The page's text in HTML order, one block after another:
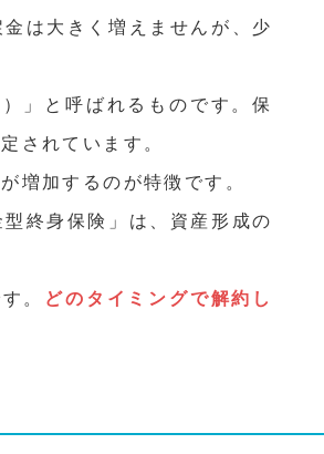
は大きく増えませんが、少
」と呼ばれるものです。保
されています。
増加するのが特徴です。
終身保険」は、資産形成の
。 どのタイミングで解約し